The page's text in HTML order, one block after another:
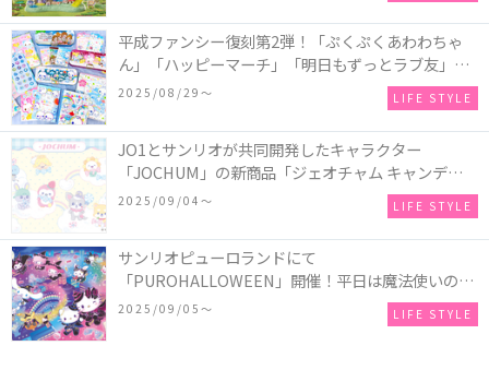
平成ファンシー復刻第2弾！「ぷくぷくあわわちゃ
ん」「ハッピーマーチ」「明日もずっとラブ友」な
どの「カンペンケース」や「遊べるメモ帳」が発売
2025/08/29〜 LIFE STYLE
JO1とサンリオが共同開発したキャラクター
「JOCHUM」の新商品「ジェオチャム キャンディデ
ザインシリーズ」が発売！一部店舗限定で特別装飾
2025/09/04〜 LIFE STYLE
サンリオピューロランドにて
「PUROHALLOWEEN」開催！平日は魔法使いのコ
スチュームを着たキャラクターとの撮影会、土日祝
日は国内トップマジシャンによるイリュージョンシ
2025/09/05〜 LIFE STYLE